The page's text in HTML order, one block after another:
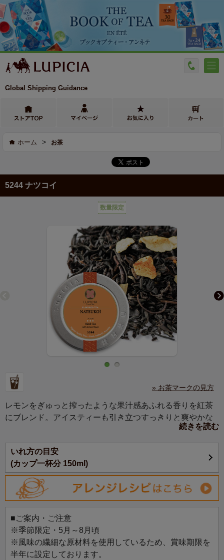
Global Shipping Guidance
ホーム > お茶
5244 ナツコイ
数量限定
» お茶マークの見方
レモンをぎゅっと搾ったような果汁感あふれる香りを紅茶
にブレンド。アイスティーも引き立つすっきりと爽やかな
続きを読む
いれ方の目安
(カップ一杯分 150ml)
■ご案内・ご注意
※季節限定・5月～8月頃
※風味の繊細な原材料を使用しているため、賞味期限を
半年に設定しております。